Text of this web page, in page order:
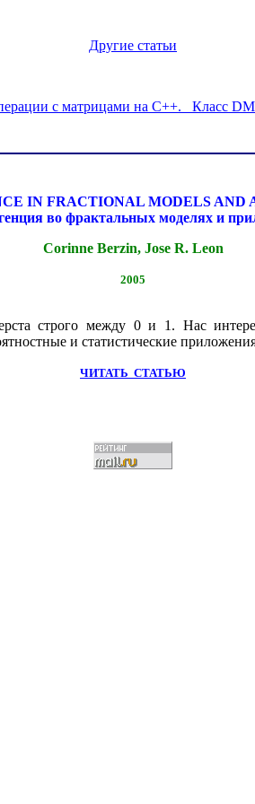
Другие статьи
с матрицами на C++. Класс
IN FRACTIONAL MODELS AND
во фрактальных моделях и
Corinne Berzin, Jose R. Leon
2005
строго между 0 и 1. Нас
и статистические
ЧИТАТЬ СТАТЬЮ